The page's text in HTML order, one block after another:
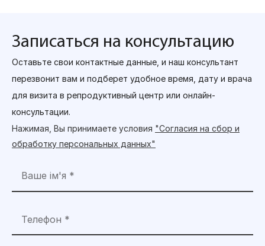
Записаться на консультацию
Оставьте свои контактные данные, и наш консультант
перезвонит вам и подберет удобное время, дату и врача
для визита в репродуктивный центр или онлайн-
консультации.
Нажимая, Вы принимаете условия "Согласия на сбор и
обработку персональных данных"